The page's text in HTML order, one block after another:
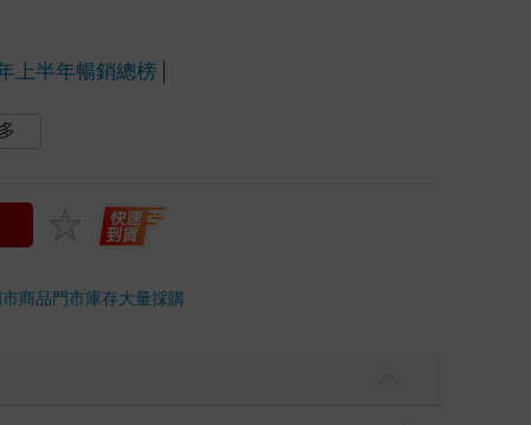
上半年暢銷總榜
商品門市庫存大量採購